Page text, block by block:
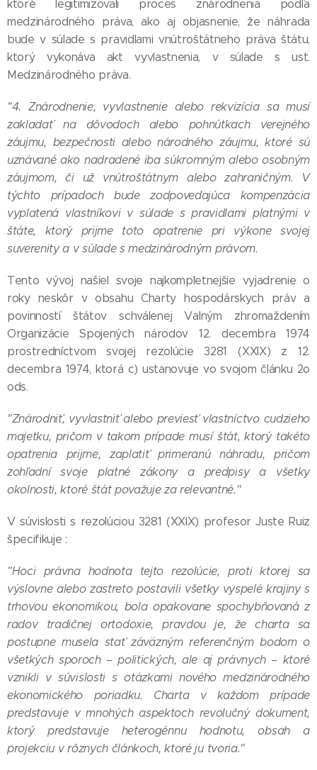
ktoré legitimizovali proces znárodnenia podľa
medzinárodného práva, ako aj objasnenie, že náhrada
bude v súlade s pravidlami vnútroštátneho práva štátu,
ktorý vykonáva akt vyvlastnenia, v súlade s ust.
Medzinárodného práva.
"4. Znárodnenie, vyvlastnenie alebo rekvizícia sa musí
zakladať na dôvodoch alebo pohnútkach verejného
záujmu, bezpečnosti alebo národného záujmu, ktoré sú
uznávané ako nadradené iba súkromným alebo osobným
záujmom, či už vnútroštátnym alebo zahraničným. V
týchto prípadoch bude zodpovedajúca kompenzácia
vyplatená vlastníkovi v súlade s pravidlami platnými v
štáte, ktorý prijme toto opatrenie pri výkone svojej
suverenity a v súlade s medzinárodným právom.
Tento vývoj našiel svoje najkompletnejšie vyjadrenie o
roky neskôr v obsahu Charty hospodárskych práv a
povinností štátov schválenej Valným zhromaždením
Organizácie Spojených národov 12. decembra 1974
prostredníctvom svojej rezolúcie 3281 (XXIX) z 12.
decembra 1974, ktorá c) ustanovuje vo svojom článku 2o
ods.
"Znárodniť, vyvlastniť alebo previesť vlastníctvo cudzieho
majetku, pričom v takom prípade musí štát, ktorý takéto
opatrenia prijme, zaplatiť primeranú náhradu, pričom
zohľadní svoje platné zákony a predpisy a všetky
okolnosti, ktoré štát považuje za relevantné."
V súvislosti s rezolúciou 3281 (XXIX) profesor Juste Ruiz
špecifikuje :
"Hoci právna hodnota tejto rezolúcie, proti ktorej sa
výslovne alebo zastreto postavili všetky vyspelé krajiny s
trhovou ekonomikou, bola opakovane spochybňovaná z
radov tradičnej ortodoxie, pravdou je, že charta sa
postupne musela stať záväzným referenčným bodom o
všetkých sporoch – politických, ale aj právnych – ktoré
vznikli v súvislosti s otázkami nového medzinárodného
ekonomického poriadku. Charta v každom prípade
predstavuje v mnohých aspektoch revolučný dokument,
ktorý predstavuje heterogénnu hodnotu, obsah a
projekciu v rôznych článkoch, ktoré ju tvoria."